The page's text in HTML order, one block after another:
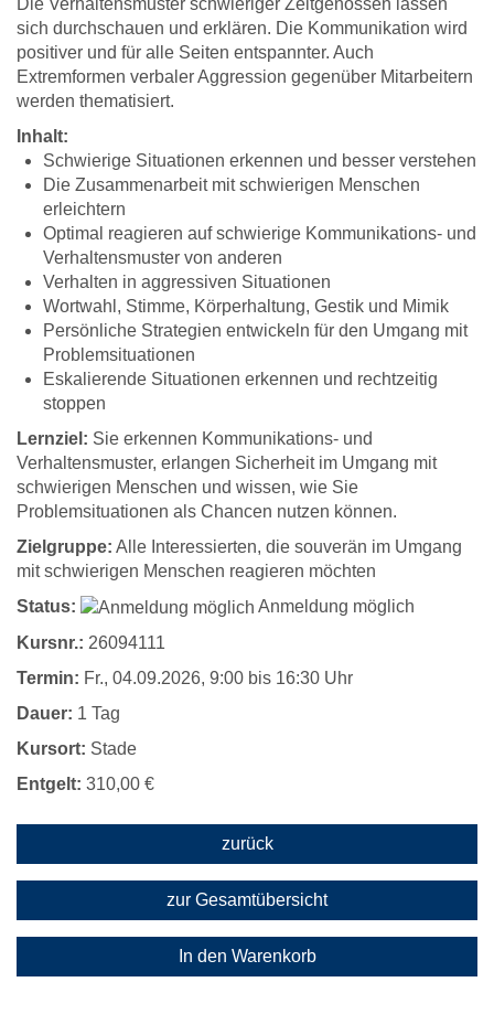
Die Verhaltensmuster schwieriger Zeitgenossen lassen
sich durchschauen und erklären. Die Kommunikation wird
positiver und für alle Seiten entspannter. Auch
Extremformen verbaler Aggression gegenüber Mitarbeitern
werden thematisiert.
Inhalt:
Schwierige Situationen erkennen und besser verstehen
Die Zusammenarbeit mit schwierigen Menschen
erleichtern
Optimal reagieren auf schwierige Kommunikations- und
Verhaltensmuster von anderen
Verhalten in aggressiven Situationen
Wortwahl, Stimme, Körperhaltung, Gestik und Mimik
Persönliche Strategien entwickeln für den Umgang mit
Problemsituationen
Eskalierende Situationen erkennen und rechtzeitig
stoppen
Lernziel: Sie erkennen Kommunikations- und
Verhaltensmuster, erlangen Sicherheit im Umgang mit
schwierigen Menschen und wissen, wie Sie
Problemsituationen als Chancen nutzen können.
Zielgruppe: Alle Interessierten, die souverän im Umgang
mit schwierigen Menschen reagieren möchten
Status:
Anmeldung möglich
Kursnr.: 26094111
Termin: Fr., 04.09.2026, 9:00 bis 16:30 Uhr
Dauer: 1 Tag
Kursort: Stade
Entgelt: 310,00 €
zurück
zur Gesamtübersicht
In den Warenkorb